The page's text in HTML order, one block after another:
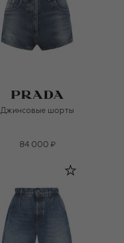
Джинсовые шорты
84 000 ₽